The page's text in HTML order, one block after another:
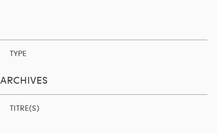
TYPE
ARCHIVES
TITRE(S)